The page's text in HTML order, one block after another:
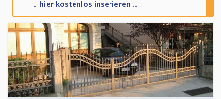
... hier kostenlos inserieren ...